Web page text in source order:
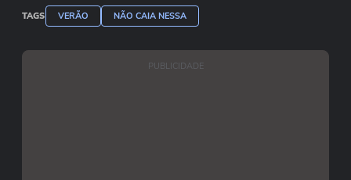
acontece nos dias 25 e 26 de janeiro, no
Parque Villa Lobos, em São Paulo, com
oficinas de corrida, yoga, alongamento,
fitdance e diversas atividades para as
TAGS VERÃO NÃO CAIA NESSA
PUBLICIDADE